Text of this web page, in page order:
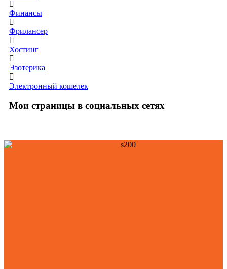
Финансы
Фрилансер
Хостинг
Эзотерика
Электронный кошелек
Мои страницы в социальных сетях